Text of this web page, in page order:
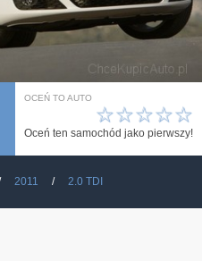
OCEŃ TO AUTO
☆
☆
☆
☆
☆
Oceń ten samochód jako pierwszy!
2011 2.0 TDI